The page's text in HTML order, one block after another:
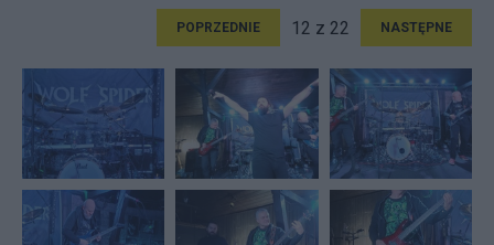
POPRZEDNIE 12 z 22 NASTĘPNE